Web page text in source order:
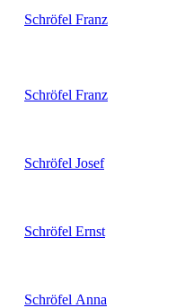
Schröfel Franz
Schröfel Franz
Schröfel Josef
Schröfel Ernst
Schröfel Anna